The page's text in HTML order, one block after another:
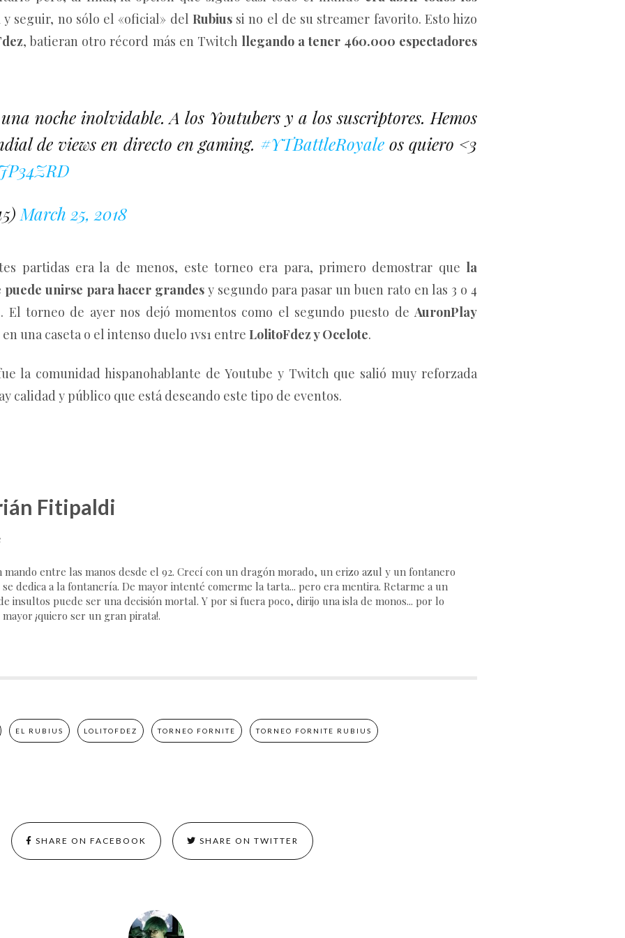
y seguir, no sólo el «oficial» del Rubiussi no el de su streamer favorito. Esto hizo
, batieran otro récord más en Twitchllegando a tener 460.000 espectadores
noche inolvidable. A los Youtubers y a los suscriptores. Hemos
de views en directo en gaming. #YTBattleRoyaleos quiero <3
March 25, 2018
partidas era la de menos, este torneo era para, primero demostrar que la
unirse para hacer grandes y segundo para pasar un buen rato en las 3 o 4
El torneo de ayer nos dejó momentos como el segundo puesto de AuronPlay
una caseta o el intenso duelo 1vs1 entre LolitoFdez y Ocelote.
la comunidad hispanohablante de Youtube y Twitch que salió muy reforzada
calidad y público que está deseando este tipo de eventos.
Fitipaldi
mando entre las manos desde el 92. Crecí con un dragón morado, un erizo azul y un fontanero
se dedica a la fontanería. De mayor intenté comerme la tarta... pero era mentira. Retarme a un
insultos puede ser una decisión mortal. Y por si fuera poco, dirijo una isla de monos... por lo
¡quiero ser un gran pirata!.
EL RUBIUS LOLITOFDEZ TORNEO FORNITE TORNEO FORNITE RUBIUS
SHARE ON FACEBOOK SHARE ON TWITTER